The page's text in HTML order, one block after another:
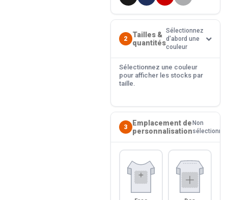
2
Tailles &
quantités
Sélectionnez
d'abord une
couleur
Sélectionnez une couleur
pour afficher les stocks par
taille.
3
Emplacement de
personnalisation
Non
sélectionné